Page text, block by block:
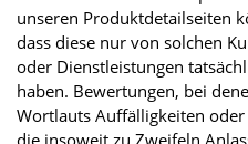
unseren Produktdetailseiten
dass diese nur von solchen
oder Dienstleistungen
haben. Bewertungen, bei
Wortlauts Auffälligkeiten
die insoweit zu Zweifeln